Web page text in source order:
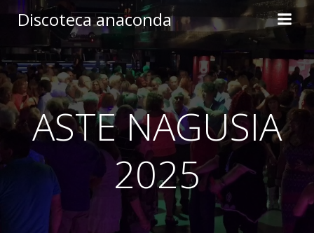
Skip
to
content
Discoteca anaconda
ASTE NAGUSIA
2025